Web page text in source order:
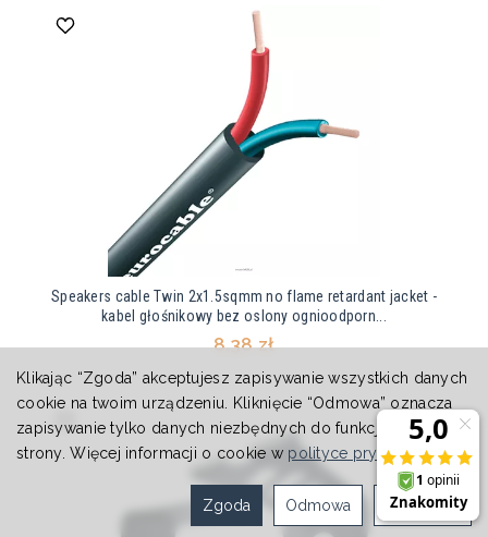
Speakers cable Twin 2x1.5sqmm no flame retardant jacket -
kabel głośnikowy bez oslony ognioodporn...
8,38 zł
Klikając “Zgoda” akceptujesz zapisywanie wszystkich danych
cookie na twoim urządzeniu. Kliknięcie “Odmowa” oznacza
zapisywanie tylko danych niezbędnych do funkcjonowania
strony. Więcej informacji o cookie w polityce prywatności.
Ustawienia
Odmowa
Zgoda